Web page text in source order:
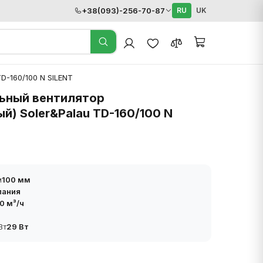
+38(093)-256-70-87 RU UK
160/100 N SILENT
вентилятор
Soler&Palau TD-160/100 N
100 мм
м³/ч
29 Вт